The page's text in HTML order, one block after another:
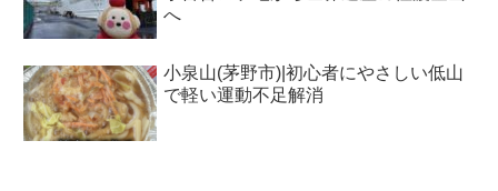
へ
小泉山(茅野市)|初心者にやさしい低山
で軽い運動不足解消